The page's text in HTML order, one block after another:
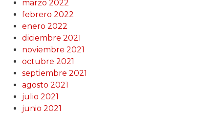
marzo 2022
febrero 2022
enero 2022
diciembre 2021
noviembre 2021
octubre 2021
septiembre 2021
agosto 2021
julio 2021
junio 2021